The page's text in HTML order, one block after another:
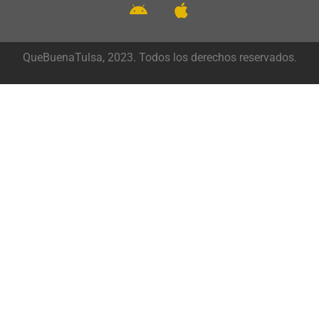
QueBuenaTulsa, 2023. Todos los derechos reservados.